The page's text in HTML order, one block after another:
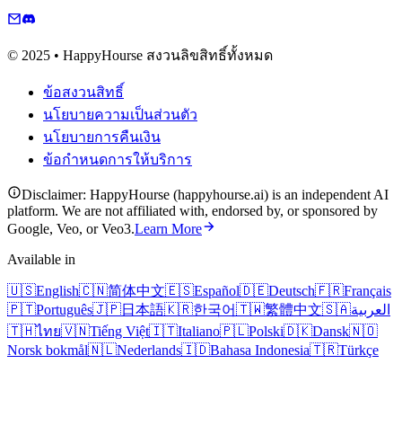
© 2025 • HappyHourse สงวนลิขสิทธิ์ทั้งหมด
ข้อสงวนสิทธิ์
นโยบายความเป็นส่วนตัว
นโยบายการคืนเงิน
ข้อกำหนดการให้บริการ
Disclaimer: HappyHourse (happyhourse.ai) is an independent AI
platform. We are not affiliated with, endorsed by, or sponsored by
Google, Veo, or Veo3.Learn More
Available in
🇺🇸English🇨🇳简体中文🇪🇸Español🇩🇪Deutsch🇫🇷Français
🇵🇹Português🇯🇵日本語🇰🇷한국어🇹🇼繁體中文🇸🇦العربية
🇹🇭ไทย🇻🇳Tiếng Việt🇮🇹Italiano🇵🇱Polski🇩🇰Dansk🇳🇴
Norsk bokmål🇳🇱Nederlands🇮🇩Bahasa Indonesia🇹🇷Türkçe